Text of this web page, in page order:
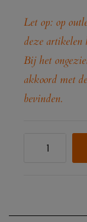
Let op: op
deze artikelen
Bij het
akkoord met
bevinden.